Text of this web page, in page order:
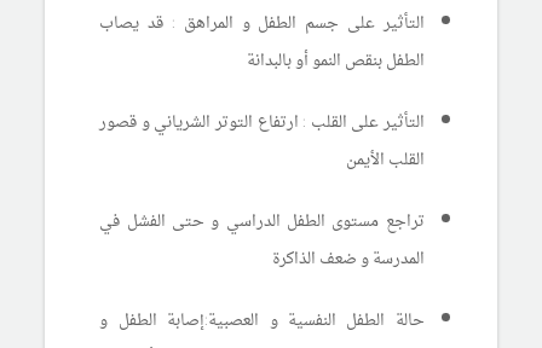
التأثير على جسم الطفل و المراهق : قد يصاب
الطفل بنقص النمو أو بالبدانة
التأثير على القلب : ارتفاع التوتر الشرياني و قصور
القلب الأيمن
تراجع مستوى الطفل الدراسي و حتى الفشل في
المدرسة و ضعف الذاكرة
حالة الطفل النفسية و العصبية:إصابة الطفل و